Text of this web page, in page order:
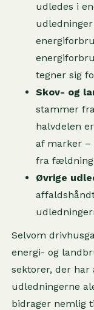
udledes i
tegner sig
Skov- og
stammer
halvdelen
af marker –
fra fældning
Øvrige
Selvom
energi- og
sektorer, der har
udledningerne
bidrager nemlig